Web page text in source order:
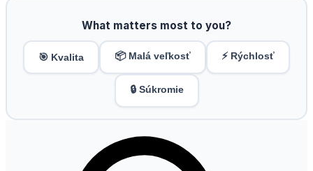
What matters most to you?
🎯 Kvalita 📦 Malá veľkosť ⚡ Rýchlosť
🔒 Súkromie